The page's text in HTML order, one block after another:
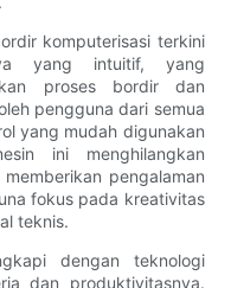
komputerisasi terkini
yang intuitif, yang
proses bordir dan
pengguna dari semua
yang mudah digunakan
ini menghilangkan
pengalaman
fokus pada kreativitas
teknis.
dengan teknologi
dan produktivitasnya.